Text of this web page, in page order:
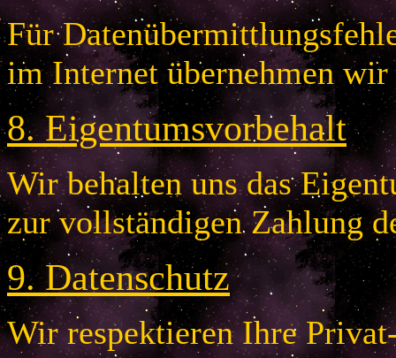
Für
im Internet übernehmen
8.Eigentumsvorbehalt
Wir behalten uns das
zur vollständigen Zahlung
9.Datenschutz
Wir respektieren Ihre